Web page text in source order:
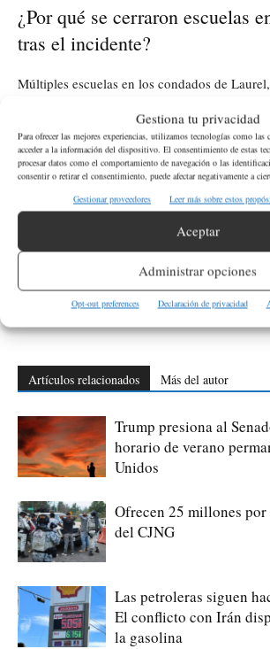
Gestiona tu privacidad
Para ofrecer las mejores experiencias, utilizamos tecnologías como las
acceder a la información del dispositivo. El consentimiento de estas
procesar datos como el comportamiento de navegación o las
consentir o retirar el consentimiento, puede afectar negativamente a
Gestionar proveedores
Leer más sobre estos
Aceptar
Administrar opciones
Opt-out preferences Declaración de privacidad
¿Por qué se cerraron escuelas
tras el incidente?
Múltiples escuelas en los condados de
búsqueda del sospechoso y la preocupación
USA
Artículo anterior
Trump Amenaza con Procesar a
Funcionarios Electorales si GanaCuliacán
Artículos relacionados Más del autor
Trump presiona al
horario de verano
Unidos
Ofrecen 25 millones
del CJNG
Las petroleras siguen
El conflicto con Irán
la gasolina